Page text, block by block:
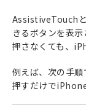
AssistiveTouch
きるボタンを表
押さなくても、
例えば、次の手
押すだけで